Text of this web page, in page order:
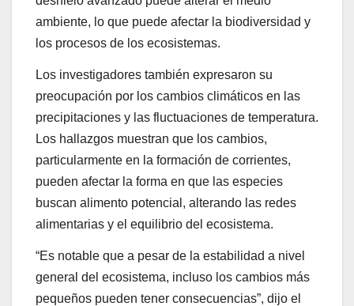
ambiente, lo que puede afectar la biodiversidad y
los procesos de los ecosistemas.
Los investigadores también expresaron su
preocupación por los cambios climáticos en las
precipitaciones y las fluctuaciones de temperatura.
Los hallazgos muestran que los cambios,
particularmente en la formación de corrientes,
pueden afectar la forma en que las especies
buscan alimento potencial, alterando las redes
alimentarias y el equilibrio del ecosistema.
“Es notable que a pesar de la estabilidad a nivel
general del ecosistema, incluso los cambios más
pequeños pueden tener consecuencias”, dijo el